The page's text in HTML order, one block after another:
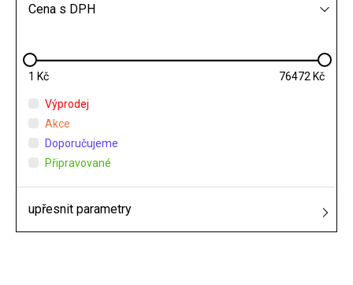
Cena s DPH
1 76472
Výprodej
Akce
Doporučujeme
Připravované
upřesnit parametry